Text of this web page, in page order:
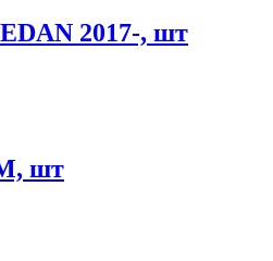
2017-, шт
шт